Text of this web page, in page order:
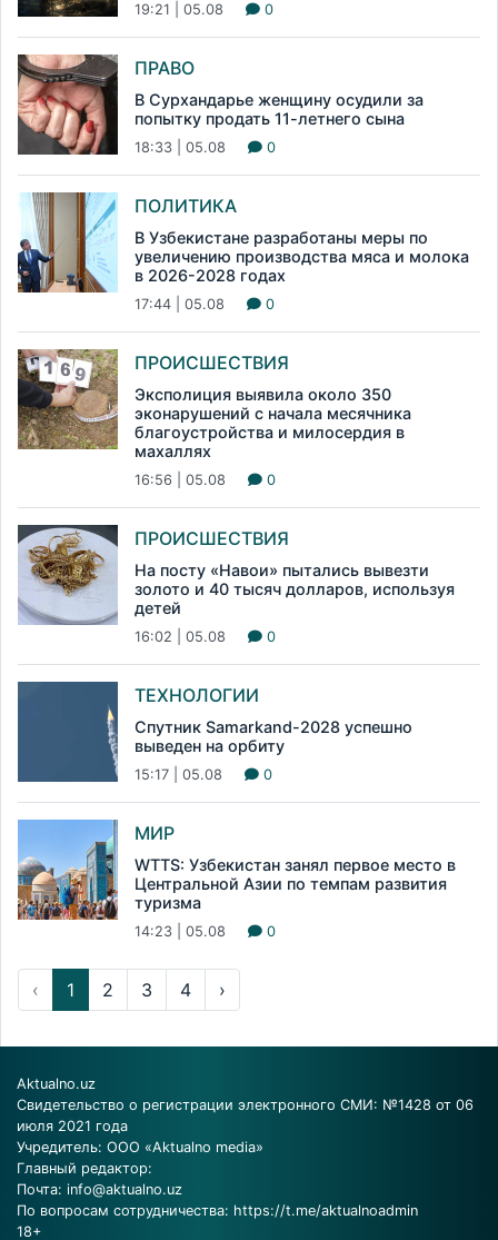
19:21 | 05.08 0
ПРАВО
В Сурхандарье женщину осудили за
попытку продать 11-летнего сына
18:33 | 05.08 0
ПОЛИТИКА
В Узбекистане разработаны меры по
увеличению производства мяса и молока
в 2026-2028 годах
17:44 | 05.08 0
ПРОИСШЕСТВИЯ
Эксполиция выявила около 350
эконарушений с начала месячника
благоустройства и милосердия в
махаллях
16:56 | 05.08 0
ПРОИСШЕСТВИЯ
На посту «Навои» пытались вывезти
золото и 40 тысяч долларов, используя
детей
16:02 | 05.08 0
ТЕХНОЛОГИИ
Спутник Samarkand-2028 успешно
выведен на орбиту
15:17 | 05.08 0
МИР
WTTS: Узбекистан занял первое место в
Центральной Азии по темпам развития
туризма
14:23 | 05.08 0
‹ 1 2 3 4 ›
Aktualno.uz
Свидетельство о регистрации электронного СМИ: №1428 от 06
июля 2021 года
Учредитель: ООО «Aktualno media»
Главный редактор:
Почта: info@aktualno.uz
По вопросам сотрудничества: https://t.me/aktualnoadmin
18+